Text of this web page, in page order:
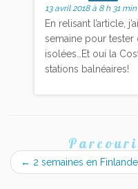
13 avril 2018 à 8 h 31 min
En relisant l’article,
semaine pour tester
isolées…Et oui la
stations balnéaires!
← 2 semaines en